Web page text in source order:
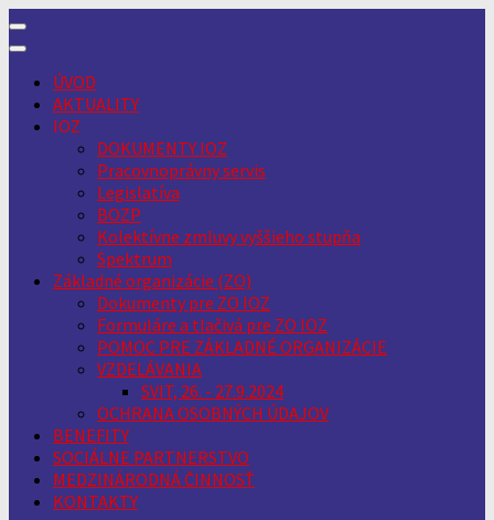
Skip
to
ÚVOD
AKTUALITY
IOZ
DOKUMENTY IOZ
Pracovnoprávny servis
Legislatíva
BOZP
Kolektívne zmluvy vyššieho stupňa
Spektrum
Základné organizácie (ZO)
Dokumenty pre ZO IOZ
Formuláre a tlačivá pre ZO IOZ
POMOC PRE ZÁKLADNÉ ORGANIZÁCIE
VZDELÁVANIA
SVIT, 26. - 27.9.2024
OCHRANA OSOBNÝCH ÚDAJOV
BENEFITY
SOCIÁLNE PARTNERSTVO
MEDZINÁRODNÁ ČINNOSŤ
KONTAKTY